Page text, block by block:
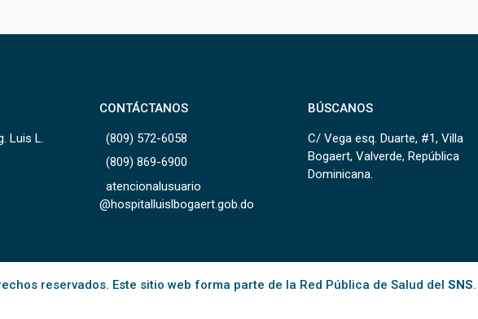
Luis L.
CONTÁCTANOS
(809) 572-6058
(809) 869-6900
atencionalusuario
@hospitalluislbogaert.gob.do
BÚSCANOS
C/ Vega esq. Duarte, #1, Villa
Bogaert, Valverde, República
Dominicana.
reservados. Este sitio web forma parte de la Red Pública de Salud del SNS.